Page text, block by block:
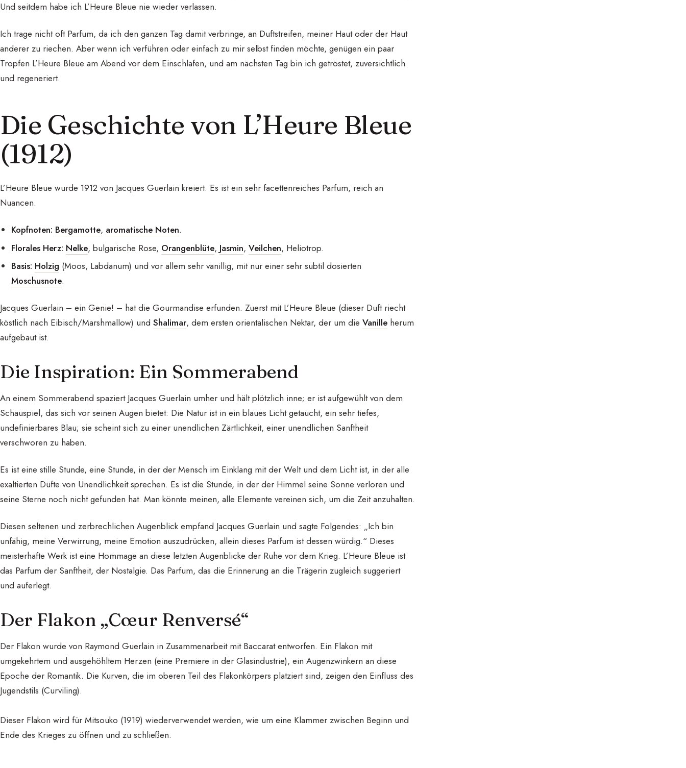
Und seitdem habe ich L’Heure Bleue nie wieder verlassen.
Ich trage nicht oft Parfum, da ich den ganzen Tag damit verbringe, an Duftstreifen, meiner Haut oder der Haut
anderer zu riechen. Aber wenn ich verführen oder einfach zu mir selbst finden möchte, genügen ein paar
Tropfen L’Heure Bleue am Abend vor dem Einschlafen, und am nächsten Tag bin ich getröstet, zuversichtlich
und regeneriert.
Die Geschichte von L’Heure Bleue
(1912)
L’Heure Bleue wurde 1912 von Jacques Guerlain kreiert. Es ist ein sehr facettenreiches Parfum, reich an
Nuancen.
Kopfnoten: Bergamotte, aromatische Noten.
Florales Herz: Nelke, bulgarische Rose, Orangenblüte, Jasmin,Veilchen, Heliotrop.
Basis: Holzig (Moos, Labdanum) und vor allem sehr vanillig, mit nur einer sehr subtil dosierten
Moschusnote.
Jacques Guerlain – ein Genie! – hat die Gourmandise erfunden. Zuerst mit L’Heure Bleue (dieser Duft riecht
köstlich nach Eibisch/Marshmallow) und Shalimar, dem ersten orientalischen Nektar, der um die Vanille herum
aufgebaut ist.
Die Inspiration: Ein Sommerabend
An einem Sommerabend spaziert Jacques Guerlain umher und hält plötzlich inne; er ist aufgewühlt von dem
Schauspiel, das sich vor seinen Augen bietet: Die Natur ist in ein blaues Licht getaucht, ein sehr tiefes,
undefinierbares Blau; sie scheint sich zu einer unendlichen Zärtlichkeit, einer unendlichen Sanftheit
verschworen zu haben.
Es ist eine stille Stunde, eine Stunde, in der der Mensch im Einklang mit der Welt und dem Licht ist, in der alle
exaltierten Düfte von Unendlichkeit sprechen. Es ist die Stunde, in der der Himmel seine Sonne verloren und
seine Sterne noch nicht gefunden hat. Man könnte meinen, alle Elemente vereinen sich, um die Zeit anzuhalten.
Diesen seltenen und zerbrechlichen Augenblick empfand Jacques Guerlain und sagte Folgendes: „Ich bin
unfähig, meine Verwirrung, meine Emotion auszudrücken, allein dieses Parfum ist dessen würdig.“ Dieses
meisterhafte Werk ist eine Hommage an diese letzten Augenblicke der Ruhe vor dem Krieg. L’Heure Bleue ist
das Parfum der Sanftheit, der Nostalgie. Das Parfum, das die Erinnerung an die Trägerin zugleich suggeriert
und auferlegt.
Der Flakon „Cœur Renversé“
Der Flakon wurde von Raymond Guerlain in Zusammenarbeit mit Baccarat entworfen. Ein Flakon mit
umgekehrtem und ausgehöhltem Herzen (eine Premiere in der Glasindustrie), ein Augenzwinkern an diese
Epoche der Romantik. Die Kurven, die im oberen Teil des Flakonkörpers platziert sind, zeigen den Einfluss des
Jugendstils (Curviling).
Dieser Flakon wird für Mitsouko (1919) wiederverwendet werden, wie um eine Klammer zwischen Beginn und
Ende des Krieges zu öffnen und zu schließen.